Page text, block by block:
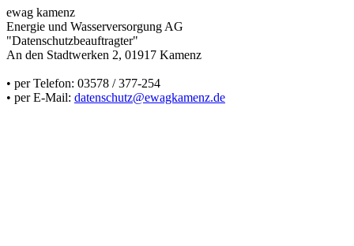
ewag kamenz
Energie und Wasserversorgung AG
"Datenschutzbeauftragter"
An den Stadtwerken 2, 01917 Kamenz
• per Telefon: 03578 / 377-254
• per E-Mail: datenschutz@ewagkamenz.de